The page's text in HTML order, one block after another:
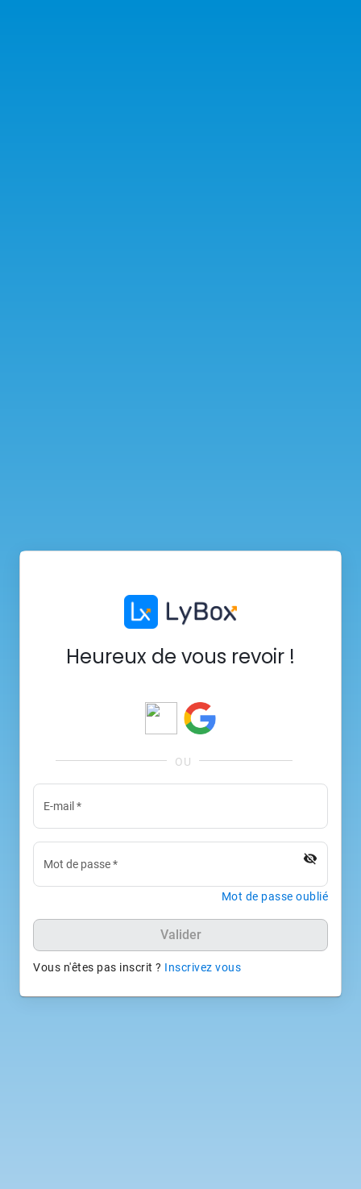
Heureux de vous revoir !
E-mail *
Mot de passe* visibility_off
Mot de passe oublié
Valider
Vous n'êtes pas inscrit ? Inscrivez vous